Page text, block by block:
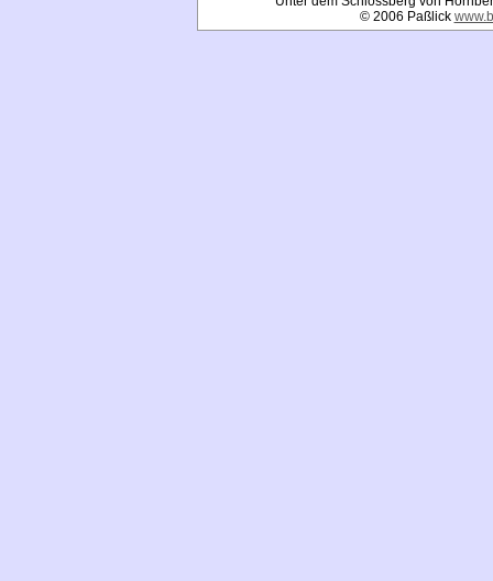
© 2006 Paßlick